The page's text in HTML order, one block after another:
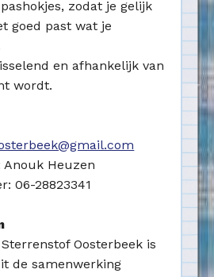
zodat je gelijk
goed past wat je
en afhankelijk van
wordt.
Anouk Heuzen
06-28823341
Oosterbeek is
de samenwerking